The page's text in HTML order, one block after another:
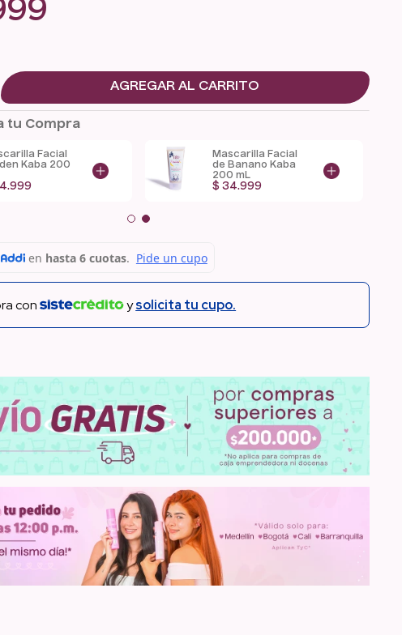
AGREGAR AL CARRITO
tu Compra
Facial
Rojos
200 mL
.999
Kit Rutina Facial
$ 246.000
con ysolicita tu cupo.